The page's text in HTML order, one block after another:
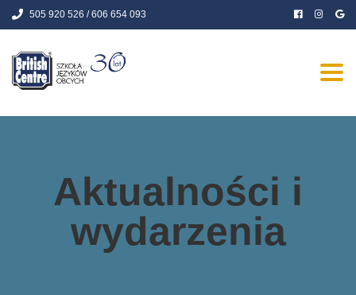
505 920 526 / 606 654 093
Aktualności i
wydarzenia